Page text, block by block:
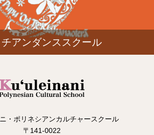
チアンダンススクール
・ポリネシアンカルチャースクール
〒141-0022